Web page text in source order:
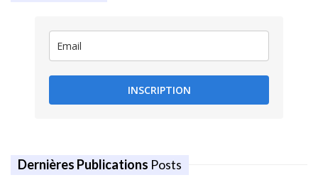
INSCRIPTION
Dernières Publications Posts